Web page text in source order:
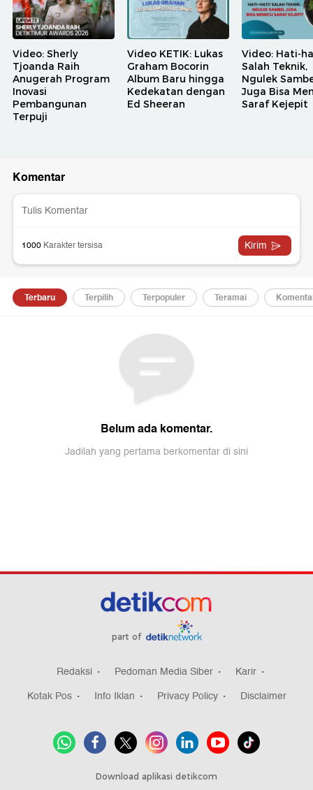
Video: Sherly
Tjoanda Raih
Anugerah Program
Inovasi
Pembangunan
Terpuji
Video KETIK: Lukas
Graham Bocorin
Album Baru hingga
Kedekatan dengan
Ed Sheeran
Video: Hati-
Salah Teknik,
Ngulek
Juga Bisa
Saraf Kejepit
part of
Redaksi Pedoman Media Siber
Karir
Kotak Pos
Info Iklan Privacy Policy Disclaimer
Download aplikasi detikcom